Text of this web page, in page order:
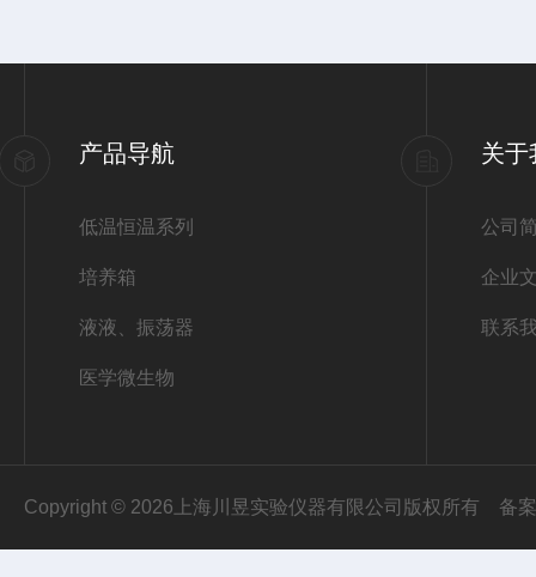
产品导航
低温恒温系列
培养箱
液液、振荡器
医学微生物
关于
公司
企业
联系
Copyright © 2026上海川昱实验仪器有限公司版权所有 备